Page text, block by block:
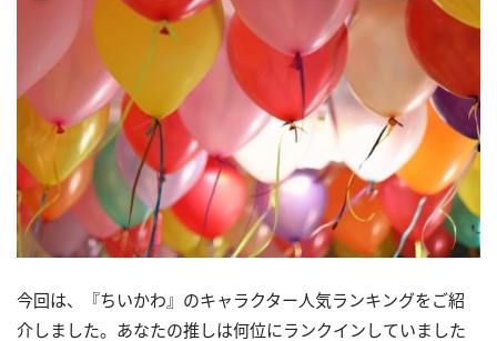
今回は、『ちいかわ』のキャラクター人気ランキングをご紹
介しました。あなたの推しは何位にランクインしていました